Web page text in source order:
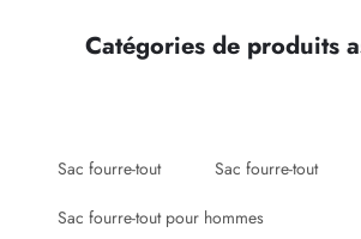
Catégories de produits
Sac fourre-tout Sac fourre-tout
Sac fourre-tout pour hommes